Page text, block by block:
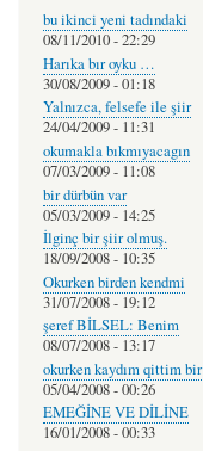
bu ikinci yeni tadındaki
08/11/2010 - 22:29
Harıka bır oyku …
30/08/2009 - 01:18
Yalnızca, felsefe ile şiir
24/04/2009 - 11:31
okumakla bıkmıyacagın
07/03/2009 - 11:08
bir dürbün var
05/03/2009 - 14:25
İlginç bir şiir olmuş.
18/09/2008 - 10:35
Okurken birden kendmi
31/07/2008 - 19:12
şeref BİLSEL: Benim
08/07/2008 - 13:17
okurken kaydım qittim bir
05/04/2008 - 00:26
EMEĞİNE VE DİLİNE
16/01/2008 - 00:33